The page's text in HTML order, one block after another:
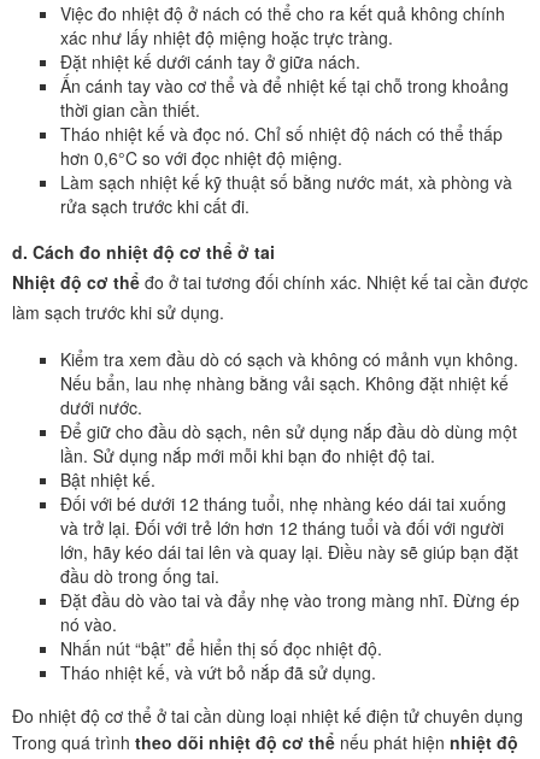
Việc đo nhiệt độ ở nách có thể cho ra kết quả không chính
xác như lấy nhiệt độ miệng hoặc trực tràng.
Đặt nhiệt kế dưới cánh tay ở giữa nách.
Ấn cánh tay vào cơ thể và để nhiệt kế tại chỗ trong khoảng
thời gian cần thiết.
Tháo nhiệt kế và đọc nó. Chỉ số nhiệt độ nách có thể thấp
hơn 0,6°C so với đọc nhiệt độ miệng.
Làm sạch nhiệt kế kỹ thuật số bằng nước mát, xà phòng và
rửa sạch trước khi cất đi.
d. Cách đo nhiệt độ cơ thể ở tai
Nhiệt độ cơ thể đo ở tai tương đối chính xác. Nhiệt kế tai cần được
làm sạch trước khi sử dụng.
Kiểm tra xem đầu dò có sạch và không có mảnh vụn không.
Nếu bẩn, lau nhẹ nhàng bằng vải sạch. Không đặt nhiệt kế
dưới nước.
Để giữ cho đầu dò sạch, nên sử dụng nắp đầu dò dùng một
lần. Sử dụng nắp mới mỗi khi bạn đo nhiệt độ tai.
Bật nhiệt kế.
Đối với bé dưới 12 tháng tuổi, nhẹ nhàng kéo dái tai xuống
và trở lại. Đối với trẻ lớn hơn 12 tháng tuổi và đối với người
lớn, hãy kéo dái tai lên và quay lại. Điều này sẽ giúp bạn đặt
đầu dò trong ống tai.
Đặt đầu dò vào tai và đẩy nhẹ vào trong màng nhĩ. Đừng ép
nó vào.
Nhấn nút “bật” để hiển thị số đọc nhiệt độ.
Tháo nhiệt kế, và vứt bỏ nắp đã sử dụng.
Đo nhiệt độ cơ thể ở tai cần dùng loại nhiệt kế điện tử chuyên dụng
Trong quá trình theo dõi nhiệt độ cơ thể nếu phát hiện nhiệt độ